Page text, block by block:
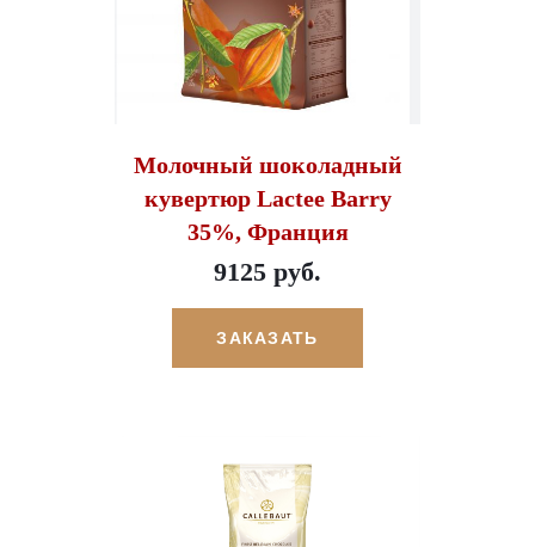
Молочный шоколадный
кувертюр Lactee Barry
35%, Франция
9125 руб.
ЗАКАЗАТЬ